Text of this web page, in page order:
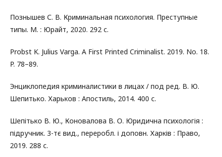
Познышев С. В. Криминальная психология. Преступные
типы. М. : Юрайт, 2020. 292 с.
Probst K. Julius Varga. A First Printed Criminalist. 2019. No. 18.
P. 78–89.
Энциклопедия криминалистики в лицах / под ред. В. Ю.
Шепитько. Харьков : Апостиль, 2014. 400 с.
Шепітько В. Ю., Коновалова В. О. Юридична психологія :
підручник. 3-тє вид., переробл. і доповн. Харків : Право,
2019. 288 с.